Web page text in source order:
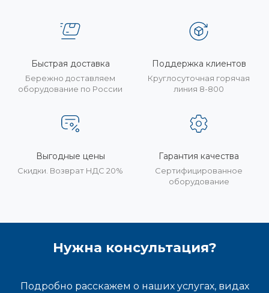
Быстрая доставка
Бережно доставляем
оборудование по России
Поддержка клиентов
Круглосуточная горячая
линия 8-800
Выгодные цены
Скидки. Возврат НДС 20%
Гарантия качества
Сертифицированное
оборудование
Нужна консультация?
Подробно расскажем о наших услугах, видах